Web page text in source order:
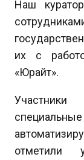
Наш
их с
«Юрайт».
отметили